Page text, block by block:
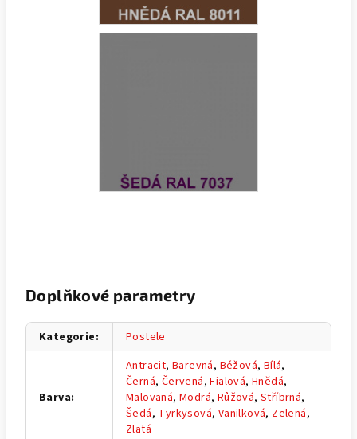
Doplňkové parametry
Kategorie: Postele
Barva:
Antracit,Barevná, Béžová, Bílá,
Černá, Červená,Fialová,Hnědá,
Malovaná,Modrá, Růžová,Stříbrná,
Šedá, Tyrkysová, Vanilková, Zelená,
Zlatá